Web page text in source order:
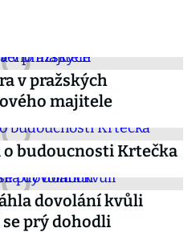
v pražských
majitele
o budoucnosti Krtečka
dovolání kvůli
prý dohodli